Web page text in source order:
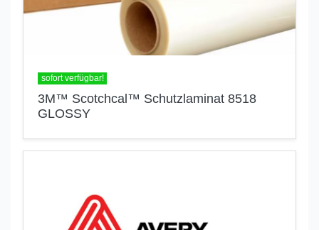
sofort verfügbar!
3M™ Scotchcal™ Schutzlaminat 8518
GLOSSY